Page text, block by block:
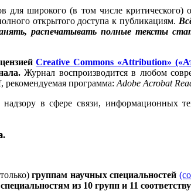
для широкого (в том числе критического)
открытого доступа к публикациям.
распечатывать полные тексты
Creative Commons «Attribution»
Журнал воспроизводится в любом
рекомендуемая программа: Adobe Acrobat
в сфере связи, информационных
.
группам научных специальностей
из 10 групп и 11